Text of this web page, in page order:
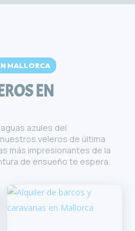
MALLORCA
EN
azules del
veleros de última
más impresionantes de la
de ensueño te espera.